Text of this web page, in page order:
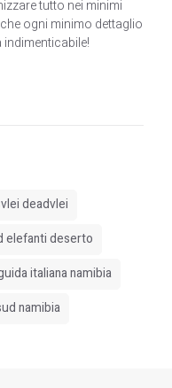
tutto nei minimi
ogni minimo dettaglio
deadvlei
elefanti deserto
italiana namibia
namibia